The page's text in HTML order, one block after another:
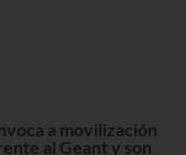
a movilización
al Geant y son